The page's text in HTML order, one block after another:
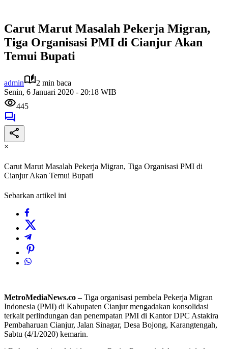
Carut Marut Masalah Pekerja Migran,
Tiga Organisasi PMI di Cianjur Akan
Temui Bupati
admin
2 min baca
Senin, 6 Januari 2020 - 20:18 WIB
445
×
Carut Marut Masalah Pekerja Migran, Tiga Organisasi PMI di
Cianjur Akan Temui Bupati
Sebarkan artikel ini
MetroMediaNews.co –Tiga organisasi pembela Pekerja Migran
Indonesia (PMI) di Kabupaten Cianjur mengadakan konsolidasi
terkait perlindungan dan penempatan PMI di Kantor DPC Astakira
Pembaharuan Cianjur, Jalan Sinagar, Desa Bojong, Karangtengah,
Sabtu (4/1/2020) kemarin.